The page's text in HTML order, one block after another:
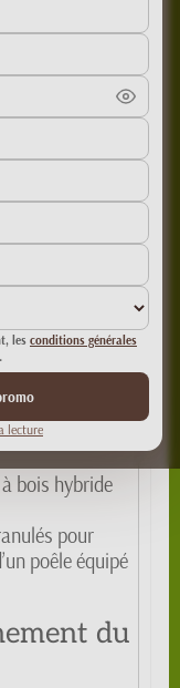
la
beaucoup de
douce qu’il
pendant
toutefois,
longue
absences et
bois hybride
pour
poêle équipé
du
les conditions générales
.
lecture